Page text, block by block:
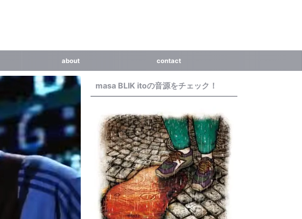
about contact
masa BLIK itoの音源をチェック！